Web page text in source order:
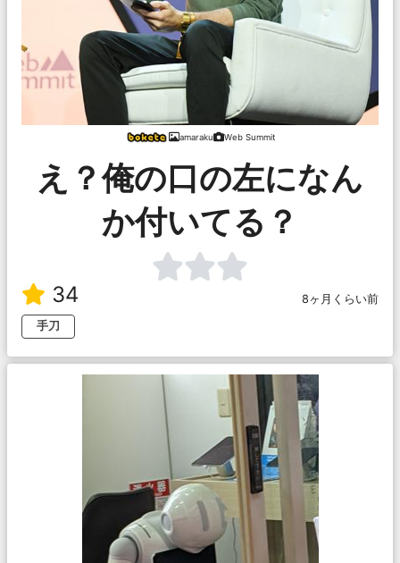
amaraku Web Summit
え？俺の口の左になん
か付いてる？
34
8ヶ月くらい前
手刀